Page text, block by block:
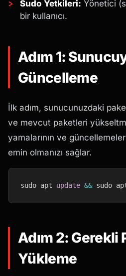
Sudo Yetkileri: Yönetici
bir kullanıcı.
Adım 1:
Güncelleme
İlk adım, sunucunuzdaki
ve mevcut paketleri
yamalarının ve
emin olmanızı sağlar.
sudo apt update && sudo
Adım 2: Gerekli
Yükleme